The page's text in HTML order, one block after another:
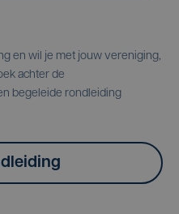
en wil je met jouw vereniging,
achter de
begeleide rondleiding